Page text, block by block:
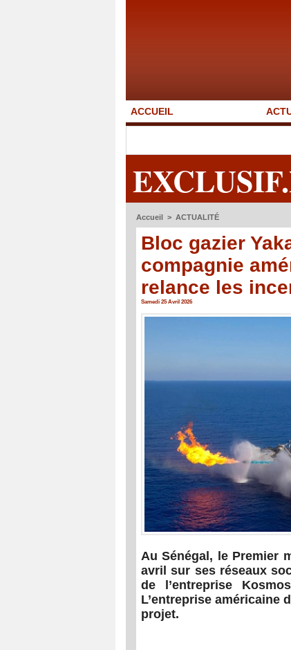
ACCUEIL
Accueil > ACTUALITÉ
Bloc gazier
compagnie
relance les
Samedi 25 Avril 2026
Au Sénégal, le Premier
avril sur ses réseaux
de l’entreprise
L’entreprise américaine
projet.